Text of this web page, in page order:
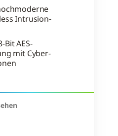
Intrusion-
Bit AES-
mit Cyber-